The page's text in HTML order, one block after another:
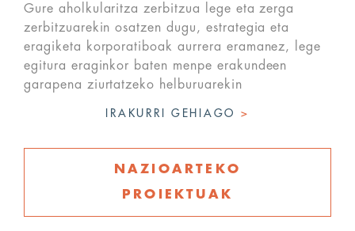
Gure aholkularitza zerbitzua lege eta zerga
zerbitzuarekin osatzen dugu, estrategia eta
eragiketa korporatiboak aurrera eramanez, lege
egitura eraginkor baten menpe erakundeen
garapena ziurtatzeko helburuarekin
IRAKURRI GEHIAGO >
NAZIOARTEKO
PROIEKTUAK